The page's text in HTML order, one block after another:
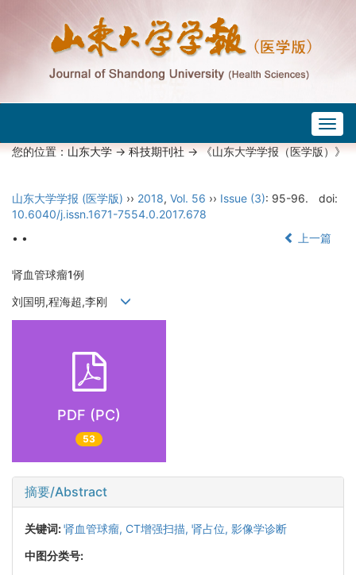
您的位置：山东大学->科技期刊社-> 《山东大学学报（医学版）》
山东大学学报 (医学版) ›› 2018, Vol. 56 ›› Issue (3): 95-96.
doi:
10.6040/j.issn.1671-7554.0.2017.678
• •
上一篇
肾血管球瘤1例
刘国明,程海超,李刚
PDF (PC)
53
摘要/Abstract
关键词:肾血管球瘤, CT增强扫描, 肾占位, 影像学诊断
中图分类号: